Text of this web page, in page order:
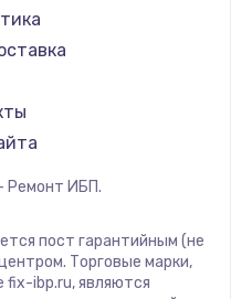
Ремонт ИБП.
пост гарантийным (не
Торговые марки,
fix-ibp.ru, являются